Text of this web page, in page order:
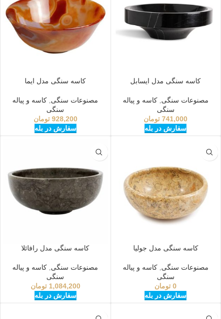
کاسه سنگی مدل ایسابل
مصنوعات سنگی,کاسه و پیاله
سنگی
741,000 تومان
سفارش در بله
کاسه سنگی مدل ایما
مصنوعات سنگی, کاسه و پیاله
سنگی
928,200 تومان
سفارش در بله
کاسه سنگی مدل جولیا
مصنوعات سنگی ,کاسه و پیاله
سنگی
0 تومان
سفارش در بله
کاسه سنگی مدل رافائلا
مصنوعات سنگی کاسه و پیاله
سنگی
1,084,200 تومان
سفارش در بله